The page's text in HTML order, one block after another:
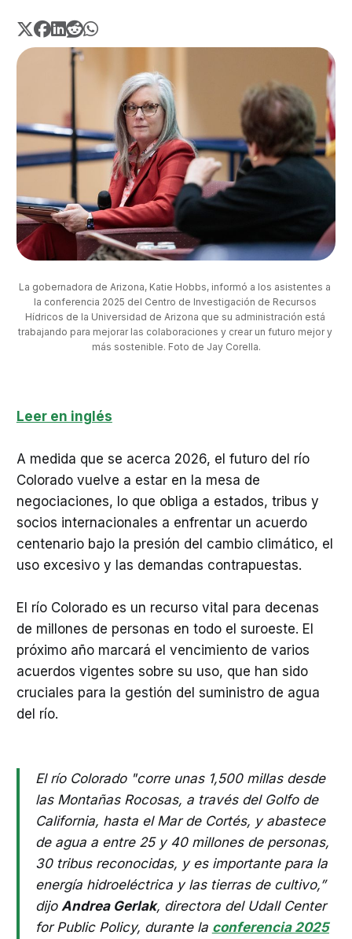
La gobernadora de Arizona, Katie Hobbs, informó a los asistentes a
la conferencia 2025 del Centro de Investigación de Recursos
Hídricos de la Universidad de Arizona que su administración está
trabajando para mejorar las colaboraciones y crear un futuro mejor y
más sostenible. Foto de Jay Corella.
Leer en inglés
A medida que se acerca 2026, el futuro del río
Colorado vuelve a estar en la mesa de
negociaciones, lo que obliga a estados, tribus y
socios internacionales a enfrentar un acuerdo
centenario bajo la presión del cambio climático, el
uso excesivo y las demandas contrapuestas.
El río Colorado es un recurso vital para decenas
de millones de personas en todo el suroeste. El
próximo año marcará el vencimiento de varios
acuerdos vigentes sobre su uso, que han sido
cruciales para la gestión del suministro de agua
del río.
El río Colorado "corre unas 1,500 millas desde
las Montañas Rocosas, a través del Golfo de
California, hasta el Mar de Cortés, y abastece
de agua a entre 25 y 40 millones de personas,
30 tribus reconocidas, y es importante para la
energía hidroeléctrica y las tierras de cultivo,”
dijo Andrea Gerlak, directora del Udall Center
for Public Policy, durante la conferencia 2025